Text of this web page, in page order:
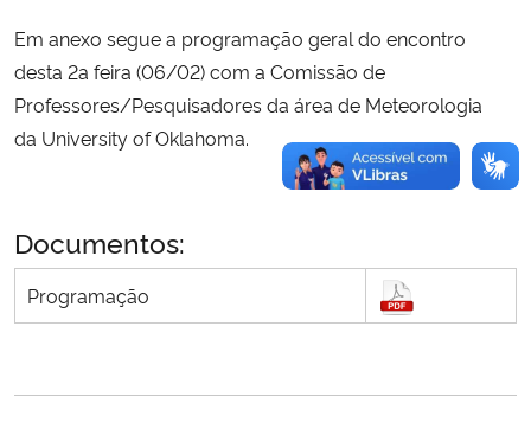
Em anexo segue a programação geral do encontro
desta 2a feira (06/02) com a Comissão de
Professores/Pesquisadores da área de Meteorologia
da University of Oklahoma.
Documentos:
Programação